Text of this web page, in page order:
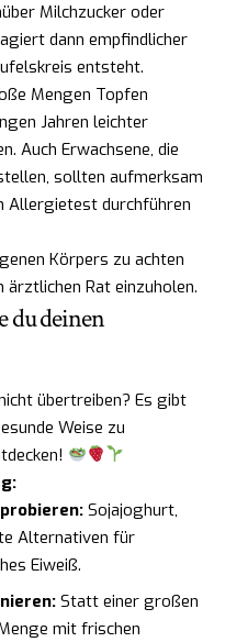
Milchzucker oder
dann empfindlicher
entsteht.
Mengen Topfen
Jahren leichter
Auch Erwachsene, die
sollten aufmerksam
Allergietest durchführen
Körpers zu achten
ärztlichen Rat einzuholen.
du deinen
übertreiben? Es gibt
Weise zu
Sojajoghurt,
Alternativen für
Eiweiß.
Statt einer großen
mit frischen